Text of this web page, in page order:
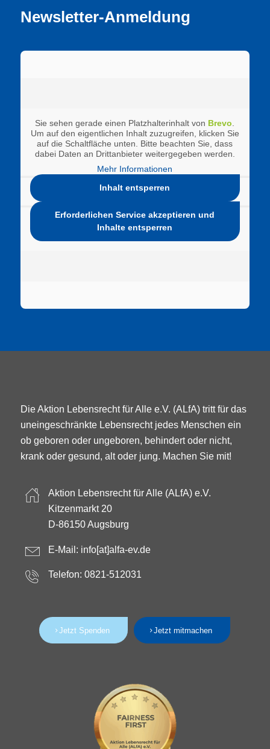
Newsletter-Anmeldung
Sie sehen gerade einen Platzhalterinhalt von Brevo
Um auf den eigentlichen Inhalt zuzugreifen, klicken Sie
auf die Schaltfläche unten. Bitte beachten Sie, dass
dabei Daten an Drittanbieter weitergegeben werden.
Mehr Informationen
Inhalt entsperren
Erforderlichen Service akzeptieren und
Inhalte entsperren
Die Aktion Lebensrecht für Alle e.V. (ALfA) tritt für das
uneingeschränkte Lebensrecht jedes Menschen ein
ob geboren oder ungeboren, behindert oder nicht,
krank oder gesund, alt oder jung. Machen Sie mit!
Aktion Lebensrecht für Alle (ALfA) e.V.
Kitzenmarkt 20
D-86150 Augsburg
E-Mail: info[at]alfa-ev.de
Telefon: 0821-512031
Jetzt Spenden Jetzt mitmachen